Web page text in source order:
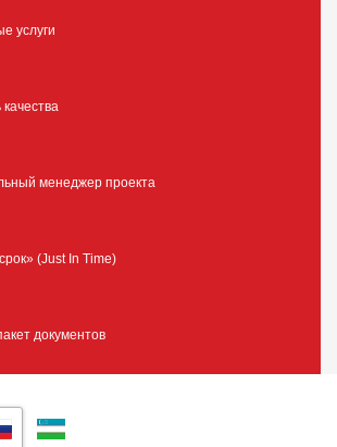
услуги
качества
менеджер проекта
(Just In Time)
документов